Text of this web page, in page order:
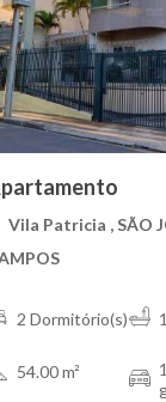
Vila Patricia , SÃO
2 Dormitório(s)
54.00 m²